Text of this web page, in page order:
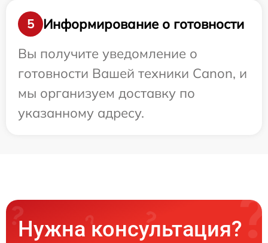
5
Информирование о готовности
Вы получите уведомление о
готовности Вашей техники Canon, и
мы организуем доставку по
указанному адресу.
Нужна консультация?